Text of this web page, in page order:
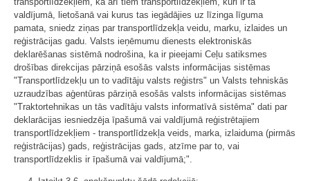
valdījumā, lietošanā vai kurus tas iegādājies uz līzinga līguma
pamata, sniedz ziņas par transportlīdzekļa veidu, marku, izlaides un
reģistrācijas gadu. Valsts ieņēmumu dienests elektroniskās
deklarēšanas sistēmā nodrošina, ka ir pieejami Ceļu satiksmes
drošības direkcijas pārziņā esošās valsts informācijas sistēmas
"Transportlīdzekļu un to vadītāju valsts reģistrs" un Valsts tehniskās
uzraudzības aģentūras pārziņā esošās valsts informācijas sistēmas
"Traktortehnikas un tās vadītāju valsts informatīvā sistēma" dati par
deklarācijas iesniedzēja īpašumā vai valdījumā reģistrētajiem
transportlīdzekļiem - transportlīdzekļa veids, marka, izlaiduma (pirmās
reģistrācijas) gads, reģistrācijas gads, atzīme par to, vai
transportlīdzeklis ir īpašumā vai valdījumā;".